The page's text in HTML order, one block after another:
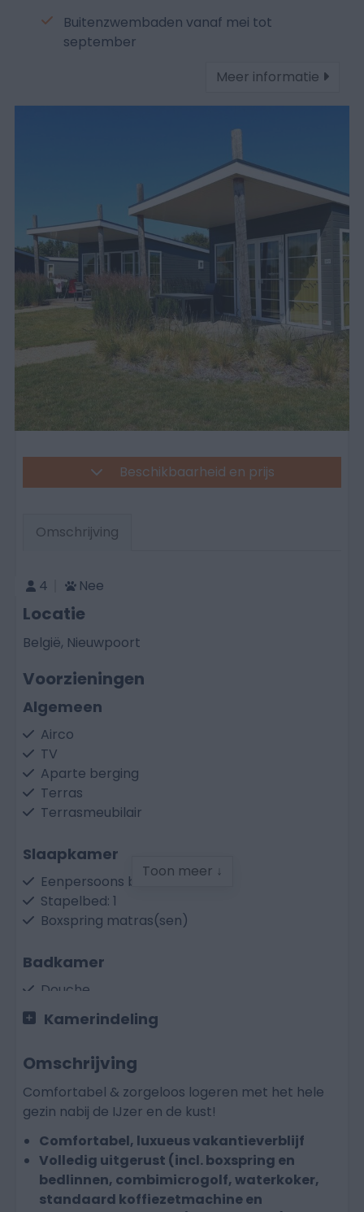
Buitenzwembaden vanaf mei tot
september
Meer informatie
Beschikbaarheid en prijs
Omschrijving
4 Nee
Locatie
België, Nieuwpoort
Voorzieningen
Algemeen
Airco
TV
Aparte berging
Terras
Terrasmeubilair
Slaapkamer
Eenpersoons bed: 2
Stapelbed: 1
Boxspring matras(sen)
Badkamer
Douche
Wastafel
Toilet
Keuken
Vaatwasser
Gasfornuis
Koelkast met vriesvak
Combi-microgolfoven
Waterkoker
Nespresso koffiezetmachine
Toon meer ↓
Kamerindeling
Omschrijving
Comfortabel & zorgeloos logeren met het hele
gezin nabij de IJzer en de kust!
Comfortabel, luxueus vakantieverblijf
Volledig uitgerust (incl. boxspring en
bedlinnen, combimicrogolf, waterkoker,
standaard koffiezetmachine en